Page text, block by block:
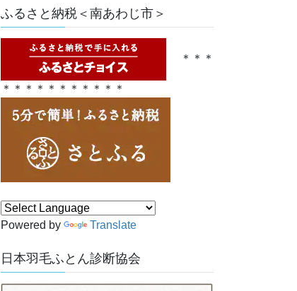
ふるさと納税＜南あわじ市＞
＊＊＊
＊＊＊＊＊＊＊＊＊＊＊
Powered by Translate
日本羽毛ふとん診断協会